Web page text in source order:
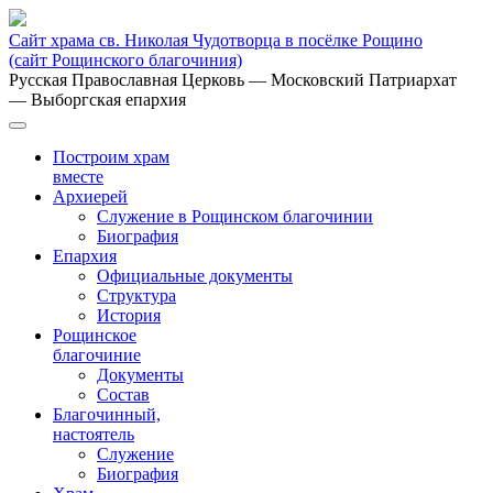
Сайт храма св. Николая Чудотворца в посёлке Рощино
(сайт Рощинского благочиния)
Русская Православная Церковь — Московский Патриархат
— Выборгская епархия
Построим храм
вместе
Архиерей
Служение в Рощинском благочинии
Биография
Епархия
Официальные документы
Структура
История
Рощинское
благочиние
Документы
Состав
Благочинный,
настоятель
Служение
Биография